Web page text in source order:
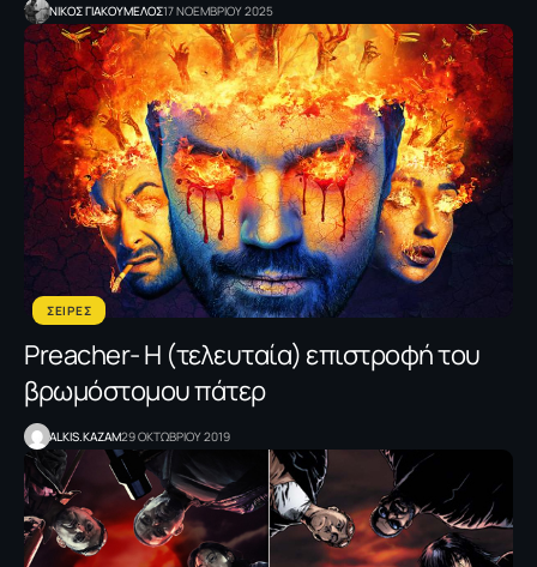
NΙΚΟΣ ΓΙΑΚΟΥΜΕΛΟΣ17 ΝΟΕΜΒΡΙΟΥ 2025
ΣΕΙΡΕΣ
Preacher- Η (τελευταία) επιστροφή του
βρωμόστομου πάτερ
ALKIS.KAZAM29 ΟΚΤΩΒΡΙΟΥ 2019